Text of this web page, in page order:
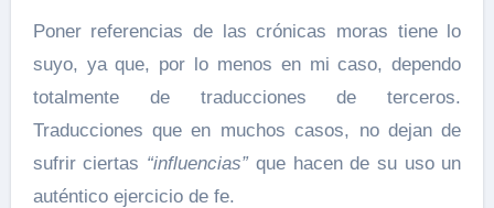
Poner referencias de las crónicas moras tiene lo
suyo, ya que, por lo menos en mi caso, dependo
totalmente de traducciones de terceros.
Traducciones que en muchos casos, no dejan de
sufrir ciertas “influencias”que hacen de su uso un
auténtico ejercicio de fe.